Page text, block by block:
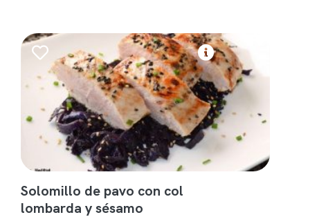
Solomillo de pavo con col
lombarda y sésamo